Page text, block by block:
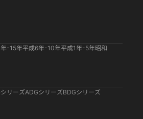
-15年平成6年-10年平成1年-5年昭和
リーズADGシリーズBDGシリーズ